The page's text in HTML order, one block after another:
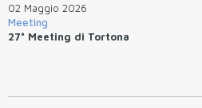
02 Maggio 2026
Meeting
27° Meeting di Tortona